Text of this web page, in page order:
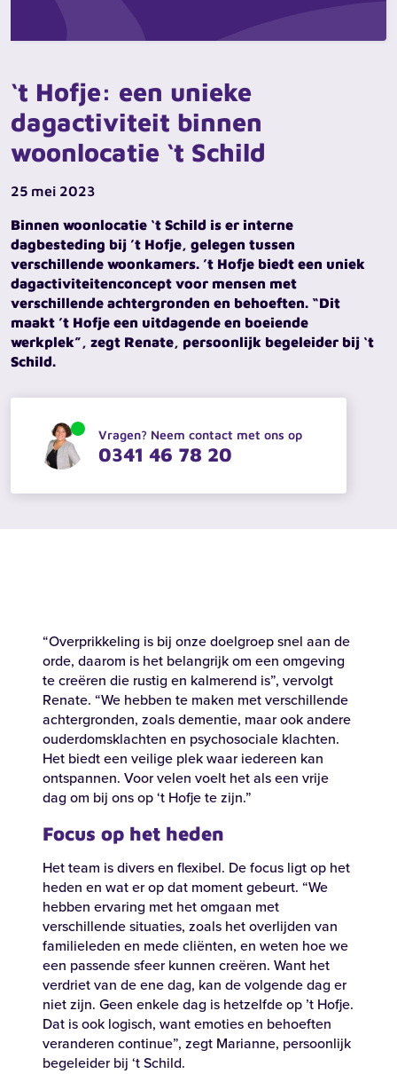
‘t Hofje: een unieke
dagactiviteit binnen
woonlocatie ‘t Schild
25 mei 2023
Binnen woonlocatie ‘t Schild is er interne
dagbesteding bij ’t Hofje, gelegen tussen
verschillende woonkamers. ’t Hofje biedt een uniek
dagactiviteitenconcept voor mensen met
verschillende achtergronden en behoeften. “Dit
maakt ’t Hofje een uitdagende en boeiende
werkplek”, zegt Renate, persoonlijk begeleider bij ‘t
Schild.
Vragen? Neem contact met ons op
0341 46 78 20
“Overprikkeling is bij onze doelgroep snel aan de
orde, daarom is het belangrijk om een omgeving
te creëren die rustig en kalmerend is”, vervolgt
Renate. “We hebben te maken met verschillende
achtergronden, zoals dementie, maar ook andere
ouderdomsklachten en psychosociale klachten.
Het biedt een veilige plek waar iedereen kan
ontspannen. Voor velen voelt het als een vrije
dag om bij ons op ‘t Hofje te zijn.”
Focus op het heden
Het team is divers en flexibel. De focus ligt op het
heden en wat er op dat moment gebeurt. “We
hebben ervaring met het omgaan met
verschillende situaties, zoals het overlijden van
familieleden en mede cliënten, en weten hoe we
een passende sfeer kunnen creëren. Want het
verdriet van de ene dag, kan de volgende dag er
niet zijn. Geen enkele dag is hetzelfde op ’t Hofje.
Dat is ook logisch, want emoties en behoeften
veranderen continue”, zegt Marianne, persoonlijk
begeleider bij ‘t Schild.